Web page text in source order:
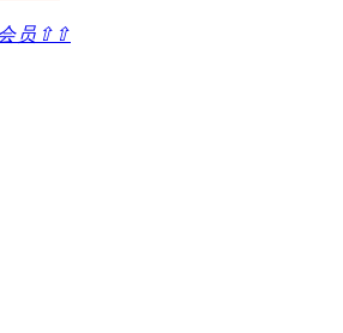
员⇧⇧